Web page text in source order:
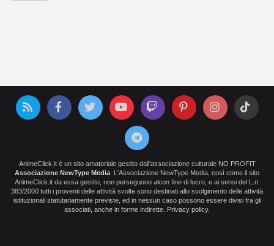
AnimeClick.it è un sito amatoriale gestito dall'associazione culturale NO PROFIT
Associazione NewType Media . L'Associazione NewType Media, così come il sito
AnimeClick.it da essa gestito, non perseguono alcun fine di lucro, e ai sensi del L.n.
383/2000 tutti i proventi delle attività svolte sono destinati allo svolgimento delle attività
istituzionali statutariamente previste, ed in nessun caso possono essere divisi fra gli
associati, anche in forme indirette. Privacy policy.